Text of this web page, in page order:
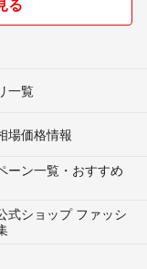
一覧
場価格情報
ーン一覧・おすすめ
式ショップ ファッシ